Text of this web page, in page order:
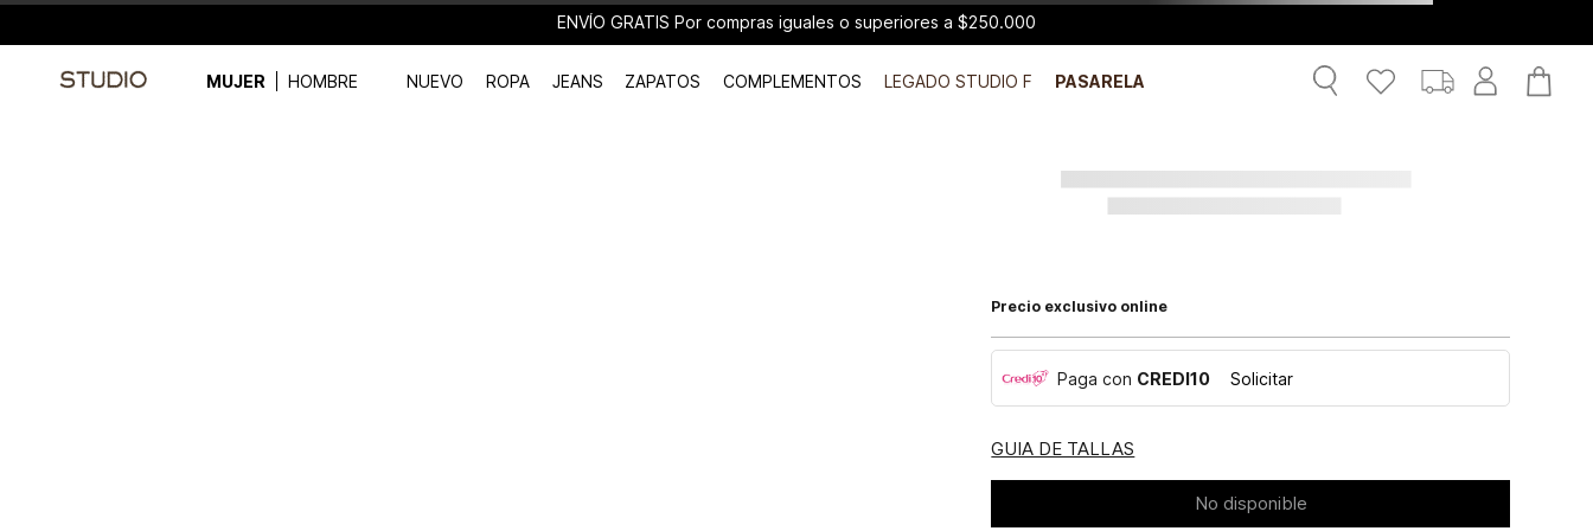
ENVÍO GRATIS Por compras iguales o superiores a $250.000
MUJER HOMBRE NUEVO ROPA JEANS ZAPATOS COMPLEMENTOS LEGADO STUDIO F PASARELA
Precio exclusivo online
Paga con CREDI10 Solicitar
GUIA DE TALLAS
No disponible